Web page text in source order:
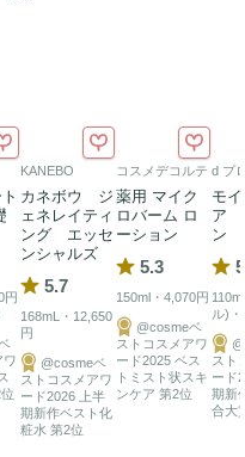
肌の水分交換をサポート
を均一に跳ね返すハリの
円
ワ
KANEBO
カネボウ ジ
ェネレイティ
ング エッセ
ンシャルズ
5.7
168mL・12,650
円
@cosmeベ
ストコスメアワ
ード2026 上半
期新作ベスト化
粧水 第2位
コスメデコルテ
薬用 マイク
ロバーム ロ
ーション
5.3
150ml・4,070円
@cosmeベ
ストコスメアワ
ード2025 ベス
トミスト状スキ
ンケア 第2位
d プ
モ
ア
ン
ル)
スト
ード
期新
合大